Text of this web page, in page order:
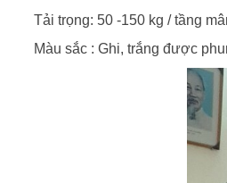
Tải trọng: 50 -150 kg / tầng
Màu sắc : Ghi, trắng được